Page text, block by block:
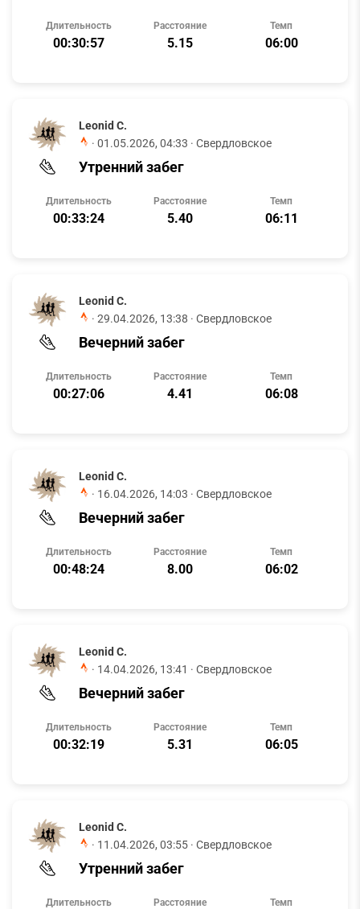
Длительность
00:30:57
Расстояние
5.15
Темп
06:00
Leonid C.
· 01.05.2026, 04:33 · Свердловское
Утренний забег
Длительность
00:33:24
Расстояние
5.40
Темп
06:11
Leonid C.
· 29.04.2026, 13:38 · Свердловское
Вечерний забег
Длительность
00:27:06
Расстояние
4.41
Темп
06:08
Leonid C.
· 16.04.2026, 14:03 · Свердловское
Вечерний забег
Длительность
00:48:24
Расстояние
8.00
Темп
06:02
Leonid C.
· 14.04.2026, 13:41 · Свердловское
Вечерний забег
Длительность
00:32:19
Расстояние
5.31
Темп
06:05
Leonid C.
· 11.04.2026, 03:55 · Свердловское
Утренний забег
Длительность Расстояние Темп